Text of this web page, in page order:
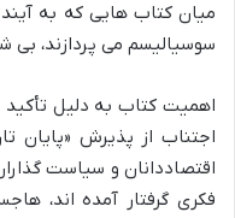
میان کتاب هایی که به
سوسیالیسم می پردازند، بی
اهمیت کتاب به دلیل
اجتناب از پذیرش «پایان
اقتصاددانان و سیاست
فکری گرفتار آمده اند،